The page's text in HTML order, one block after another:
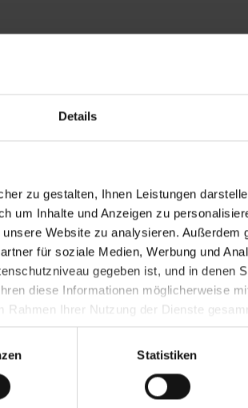
Details
zu gestalten, Ihnen Leistungen
um Inhalte und Anzeigen zu
Website zu analysieren. Außerdem
für soziale Medien, Werbung und
gegeben ist, und in denen
diese Informationen möglicherweise
Ihrer Nutzung der Dienste
Statistiken
Ulrich von Eitzing
Markt)
- Belagerung Wiens